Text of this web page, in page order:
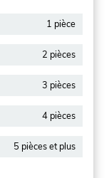
1 pièce
2 pièces
3 pièces
4 pièces
5 pièces et plus